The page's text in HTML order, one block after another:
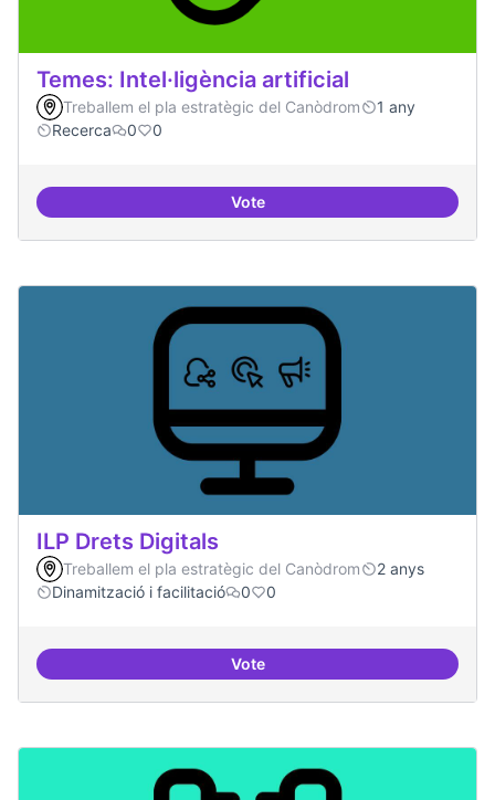
Temes: Intel·ligència artificial
Treballem el pla estratègic del Canòdrom
1 any
Recerca
0 0
VoteTemes: Intel·ligència artificial
ILP Drets Digitals
Treballem el pla estratègic del Canòdrom
2 anys
Dinamització i facilitació
0 0
VoteILP Drets Digitals